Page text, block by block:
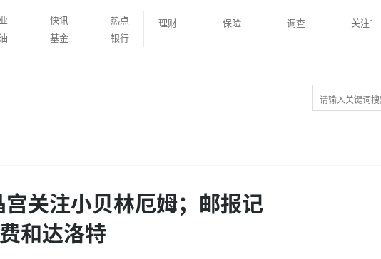
快讯
热点
基金 银行
理财 保险 调查 关注1
关注小贝林厄姆；邮报记
和达洛特